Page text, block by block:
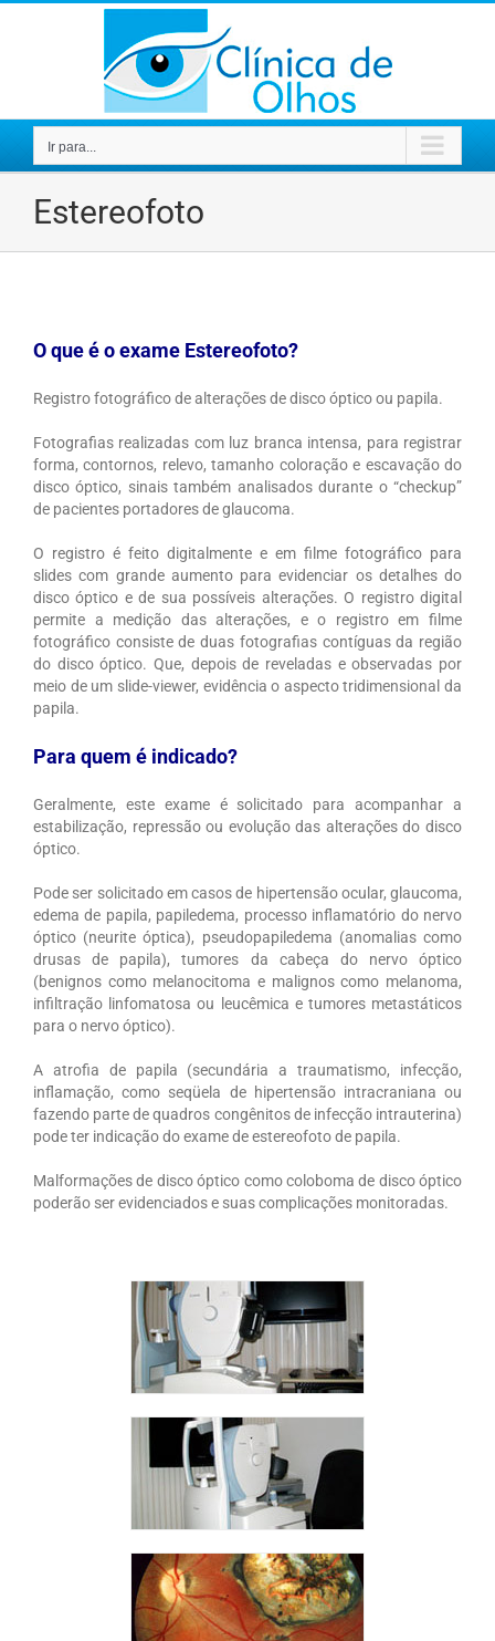
Ir para...
Estereofoto
O que é o exame Estereofoto?
Registro fotográfico de alterações de disco óptico ou papila.
Fotografias realizadas com luz branca intensa, para registrar
forma, contornos, relevo, tamanho coloração e escavação do
disco óptico, sinais também analisados durante o “checkup”
de pacientes portadores de glaucoma.
O registro é feito digitalmente e em filme fotográfico para
slides com grande aumento para evidenciar os detalhes do
disco óptico e de sua possíveis alterações. O registro digital
permite a medição das alterações, e o registro em filme
fotográfico consiste de duas fotografias contíguas da região
do disco óptico. Que, depois de reveladas e observadas por
meio de um slide-viewer, evidência o aspecto tridimensional da
papila.
Para quem é indicado?
Geralmente, este exame é solicitado para acompanhar a
estabilização, repressão ou evolução das alterações do disco
óptico.
Pode ser solicitado em casos de hipertensão ocular, glaucoma,
edema de papila, papiledema, processo inflamatório do nervo
óptico (neurite óptica), pseudopapiledema (anomalias como
drusas de papila), tumores da cabeça do nervo óptico
(benignos como melanocitoma e malignos como melanoma,
infiltração linfomatosa ou leucêmica e tumores metastáticos
para o nervo óptico).
A atrofia de papila (secundária a traumatismo, infecção,
inflamação, como seqüela de hipertensão intracraniana ou
fazendo parte de quadros congênitos de infecção intrauterina)
pode ter indicação do exame de estereofoto de papila.
Malformações de disco óptico como coloboma de disco óptico
poderão ser evidenciados e suas complicações monitoradas.